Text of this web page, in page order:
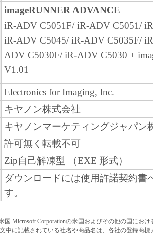
imageRUNNER ADVANCE
iR-ADV C5051F/ iR-ADV C5051/
iR-ADV C5045/ iR-ADV C5035F/
ADV C5030F/ iR-ADV C5030 +
V1.01
Electronics for Imaging, Inc.
キヤノン株式会社
キヤノンマーケティングジャパン
許可無く転載不可
Zip自己解凍型 （EXE 形式）
ダウンロードには使用許諾契約書
す。
国 Microsoft Corporationの米国およびその他の国にお
中に記載されている社名や商品名は、各社の登録商標